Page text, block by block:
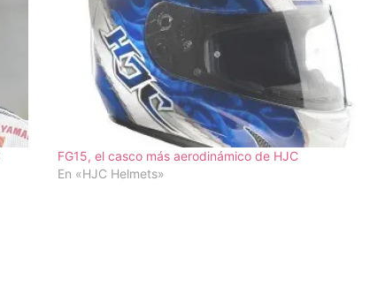
FG15, el casco más aerodinámico de HJC
En «HJC Helmets»